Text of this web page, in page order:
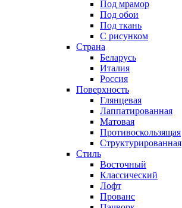
Под мрамор
Под обои
Под ткань
С рисунком
Страна
Беларусь
Италия
Россия
Поверхность
Глянцевая
Лаппатированная
Матовая
Противоскользящая
Структурированная
Стиль
Восточный
Классический
Лофт
Прованс